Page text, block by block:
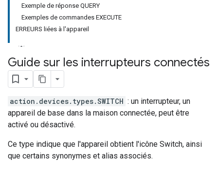
Exemple de réponse QUERY
Exemples de commandes EXECUTE
ERREURS liées à l'appareil
Guide sur les interrupteurs connectés
action.devices.types.SWITCH : un interrupteur, un
appareil de base dans la maison connectée, peut être
activé ou désactivé.
Ce type indique que l'appareil obtient l'icône Switch, ainsi
que certains synonymes et alias associés.